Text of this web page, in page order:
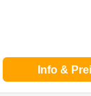
Info &